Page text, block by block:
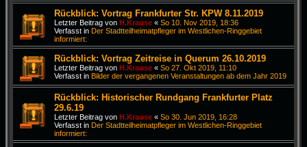
Rückblick: Vortrag Frankfurter Str. KPW 8.11.2019
Letzter Beitrag von H.Krause « So 10. Nov 2019, 18:36
Verfasst in Der Stadtteilheimatpfleger im Westlichen-Ringgebiet
informiert:
Rückblick: Vortrag Zeitreise in Querum 26.10.2019
Letzter Beitrag von H.Krause « So 27. Okt 2019, 11:10
Verfasst in Bilder der vergangenen Veranstaltungen ab dem Jahr 2019
Rückblick: Historischer Rundgang Frankfurter Platz
29.6.19
Letzter Beitrag von H.Krause « So 30. Jun 2019, 16:28
Verfasst in Der Stadtteilheimatpfleger im Westlichen-Ringgebiet
informiert: